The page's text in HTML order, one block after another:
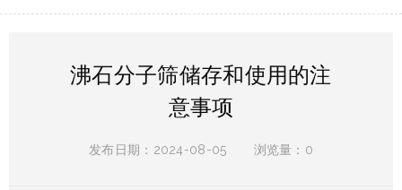
沸石分子筛储存和使用的注
意事项
发布日期：2024-08-05 浏览量：0